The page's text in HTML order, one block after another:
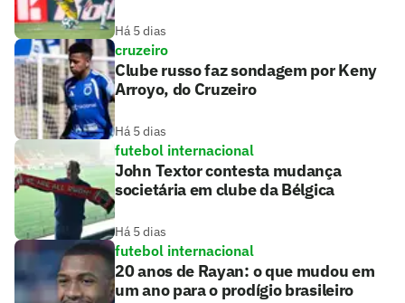
Há 5 dias
cruzeiro
Clube russo faz sondagem por Keny
Arroyo, do Cruzeiro
Há 5 dias
futebol internacional
John Textor contesta mudança
societária em clube da Bélgica
Há 5 dias
futebol internacional
20 anos de Rayan: o que mudou em
um ano para o prodígio brasileiro